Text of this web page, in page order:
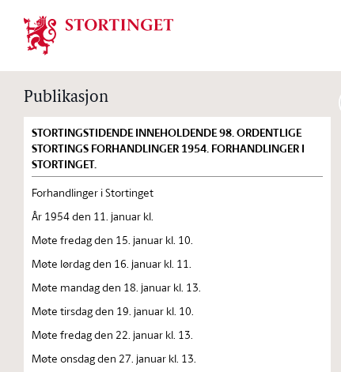
Stortinget.no
Publikasjon
STORTINGSTIDENDE INNEHOLDENDE 98. ORDENTLIGE
STORTINGS FORHANDLINGER 1954. FORHANDLINGER I
STORTINGET.
Forhandlinger i Stortinget
År 1954 den 11. januar kl.
Møte fredag den 15. januar kl. 10.
Møte lørdag den 16. januar kl. 11.
Møte mandag den 18. januar kl. 13.
Møte tirsdag den 19. januar kl. 10.
Møte fredag den 22. januar kl. 13.
Møte onsdag den 27. januar kl. 13.